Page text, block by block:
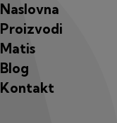
Naslovna
Proizvodi
Matis
Blog
Kontakt